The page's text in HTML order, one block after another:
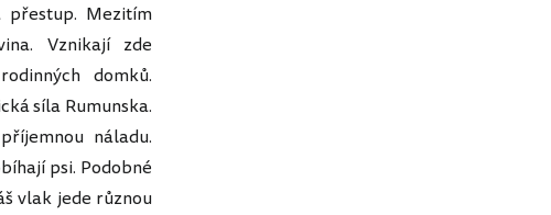
Mezitím
Vznikají zde
domků.
síla Rumunska.
náladu.
psi. Podobné
vlak jede různou